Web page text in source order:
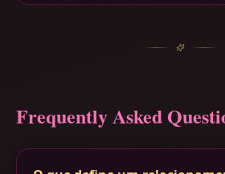
Frequently Asked